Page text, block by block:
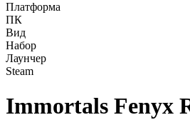
Платформа
ПК
Вид
Набор
Лаунчер
Steam
Immortals Fenyx